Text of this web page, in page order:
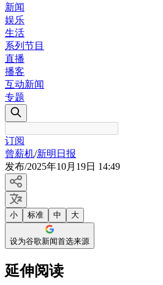
新闻
娱乐
生活
系列节目
直播
播客
互动新闻
专题
订阅
曾薪机/新明日报
发布/2025年10月19日 14:49
小 标准 中 大
设为谷歌新闻首选来源
延伸阅读